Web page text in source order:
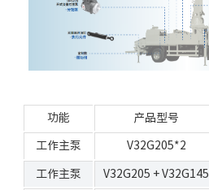
功能 产品型号
工作主泵 V32G205*2
工作主泵 V32G205 +V32G145